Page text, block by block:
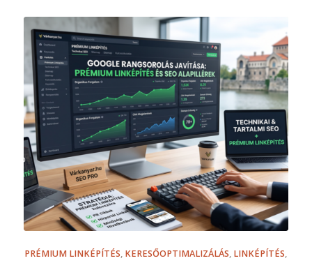
PRÉMIUM LINKÉPÍTÉS, KERESŐOPTIMALIZÁLÁS, LINKÉPÍTÉS,